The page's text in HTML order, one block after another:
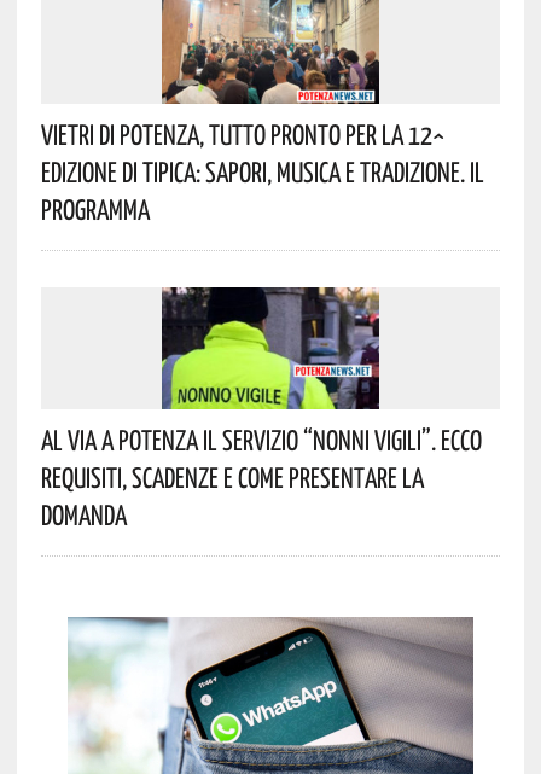
Vietri Di Potenza, Tutto Pronto Per La 12^
Edizione Di Tipica: Sapori, Musica E Tradizione. Il
Programma
Al Via A Potenza Il Servizio “Nonni Vigili”. Ecco
Requisiti, Scadenze E Come Presentare La
Domanda